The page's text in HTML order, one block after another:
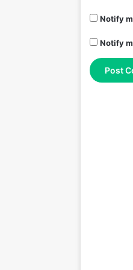
Notify
Notify